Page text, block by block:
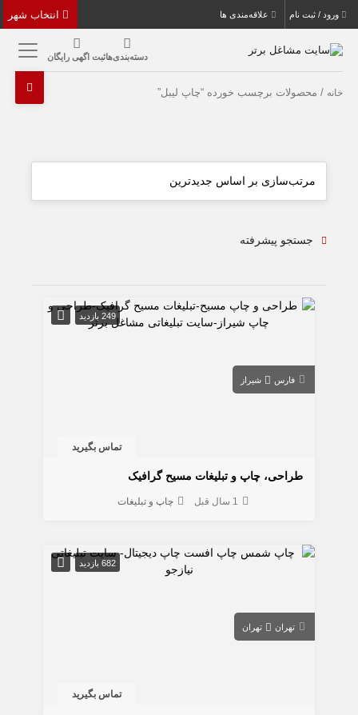
ورود / ثبت نام علاقه‌مندی ها
دسته‌بندی‌هاثبت اگهی رایگان
خانه / محصولات برچسب خورده “چاپ لیبل”
جستجو پیشرفته
249 بازدید
فارس شیراز
تماس بگیرید
طراحی، چاپ و تبلیغات مسیح گرافیک
1 سال قبل چاپ و تبلیغات
682 بازدید
تهران تهران
تماس بگیرید